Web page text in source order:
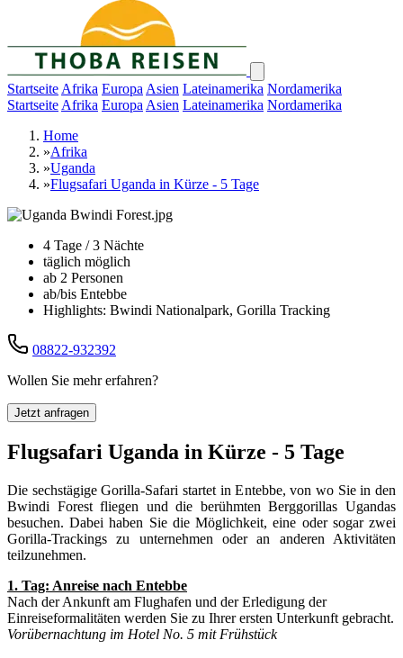
Startseite Afrika Europa Asien Lateinamerika Nordamerika
Startseite Afrika Europa Asien Lateinamerika Nordamerika
Home
»Afrika
»Uganda
»Flugsafari Uganda in Kürze - 5 Tage
4 Tage / 3 Nächte
täglich möglich
ab 2 Personen
ab/bis Entebbe
Highlights: Bwindi Nationalpark, Gorilla Tracking
08822-932392
Wollen Sie mehr erfahren?
Jetzt anfragen
Flugsafari Uganda in Kürze - 5 Tage
Die sechstägige Gorilla-Safari startet in Entebbe, von wo Sie in den
Bwindi Forest fliegen und die berühmten Berggorillas Ugandas
besuchen. Dabei haben Sie die Möglichkeit, eine oder sogar zwei
Gorilla-Trackings zu unternehmen oder an anderen Aktivitäten
teilzunehmen.
1. Tag: Anreise nach Entebbe
Nach der Ankunft am Flughafen und der Erledigung der
Einreiseformalitäten werden Sie zu Ihrer ersten Unterkunft gebracht.
Vorübernachtung im Hotel No. 5 mit Frühstück